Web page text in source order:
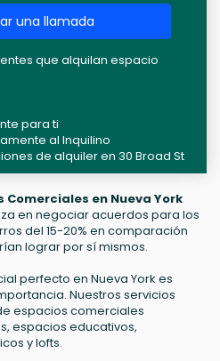
una llamada
que alquilan espacio
para ti
al Inquilino
de alquiler en 30 Broad St
Comerciales en Nueva York
en negociar acuerdos para los
del 15-20% en comparación
lograr por sí mismos.
perfecto en Nueva York es
Nuestros servicios
espacios comerciales
espacios educativos,
y lofts.